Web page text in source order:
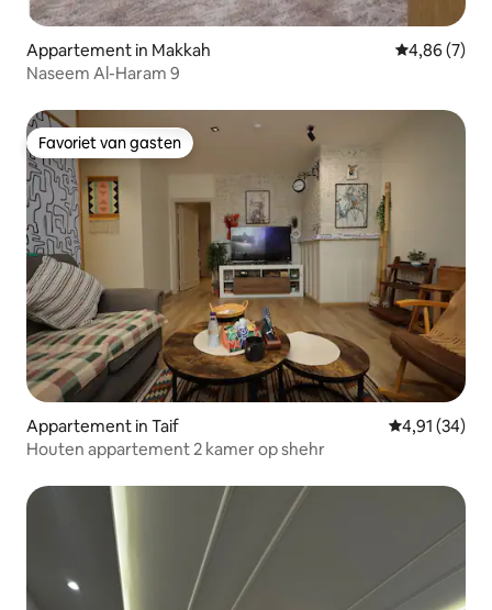
Appartement in Makkah Gemiddelde
4,86 (7)
Naseem Al-Haram 9
Favoriet van gasten
Favoriet van gasten
Appartement in Taif Gemiddelde
4,91 (34)
Houten appartement 2 kamer op shehr